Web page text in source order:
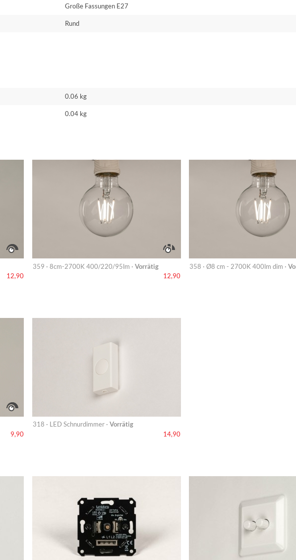
Große Fassungen E27
Rund
0.06 kg
0.04 kg
12,90
359 · 8cm-2700K 400/220/95lm · Vorrätig
12,90
358 · Ø8 cm - 2700K 400lm dim ·
9,90
318 · LED Schnurdimmer · Vorrätig
14,90